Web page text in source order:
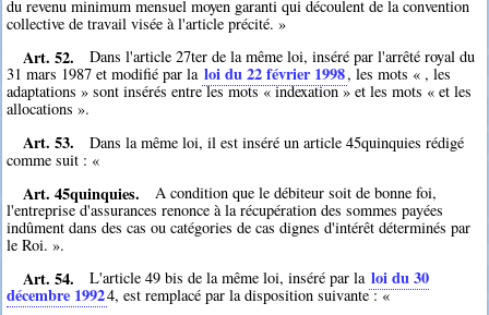
du revenu minimum mensuel moyen garanti qui découlent de la convention
collective de travail visée à l'article précité. »
Art. 52.
Dans l'article 27ter de la même loi, inséré par l'arrêté royal du
31 mars 1987 et modifié par la loi du 22 février 1998, les mots « , les
adaptations » sont insérés entre les mots « indexation » et les mots « et les
allocations ».
Art. 53.
Dans la même loi, il est inséré un article 45quinquies rédigé
comme suit : «
Art. 45quinquies.
A condition que le débiteur soit de bonne foi,
l'entreprise d'assurances renonce à la récupération des sommes payées
indûment dans des cas ou catégories de cas dignes d'intérêt déterminés par
le Roi. ».
Art. 54. L'article 49 bis de la même loi, inséré par la loi du 30
décembre 19924, est remplacé par la disposition suivante : «